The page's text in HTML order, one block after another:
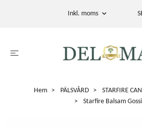
Inkl. moms
Hem PÄLSVÅRD
STARFIRE
Starfire Balsam